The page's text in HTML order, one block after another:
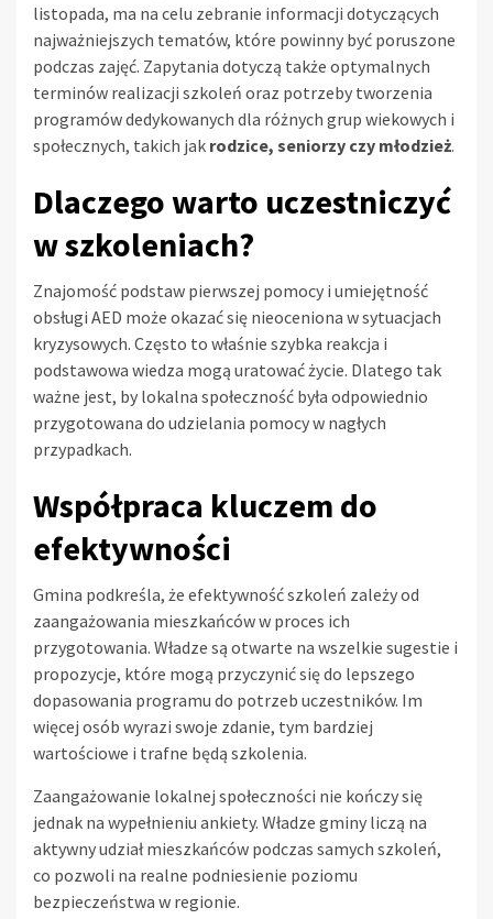
listopada, ma na celu zebranie informacji dotyczących
najważniejszych tematów, które powinny być poruszone
podczas zajęć. Zapytania dotyczą także optymalnych
terminów realizacji szkoleń oraz potrzeby tworzenia
programów dedykowanych dla różnych grup wiekowych i
społecznych, takich jak rodzice, seniorzy czy młodzież.
Dlaczego warto uczestniczyć
w szkoleniach?
Znajomość podstaw pierwszej pomocy i umiejętność
obsługi AED może okazać się nieoceniona w sytuacjach
kryzysowych. Często to właśnie szybka reakcja i
podstawowa wiedza mogą uratować życie. Dlatego tak
ważne jest, by lokalna społeczność była odpowiednio
przygotowana do udzielania pomocy w nagłych
przypadkach.
Współpraca kluczem do
efektywności
Gmina podkreśla, że efektywność szkoleń zależy od
zaangażowania mieszkańców w proces ich
przygotowania. Władze są otwarte na wszelkie sugestie i
propozycje, które mogą przyczynić się do lepszego
dopasowania programu do potrzeb uczestników. Im
więcej osób wyrazi swoje zdanie, tym bardziej
wartościowe i trafne będą szkolenia.
Zaangażowanie lokalnej społeczności nie kończy się
jednak na wypełnieniu ankiety. Władze gminy liczą na
aktywny udział mieszkańców podczas samych szkoleń,
co pozwoli na realne podniesienie poziomu
bezpieczeństwa w regionie.